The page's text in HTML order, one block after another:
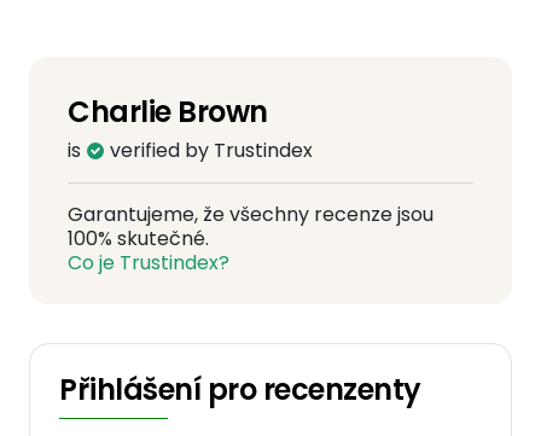
Charlie Brown
is verified by Trustindex
Garantujeme, že všechny recenze jsou
100% skutečné.
Co je Trustindex?
Přihlášení pro recenzenty